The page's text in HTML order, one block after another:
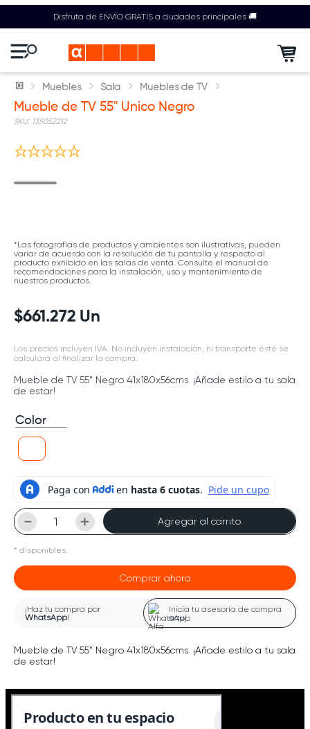
Disfruta de ENVÍO GRATIS a ciudades principales 🚚
Muebles Sala Muebles de TV
Mueble de TV 55" Unico Negro
: 135052212
*Las fotografías de productos y ambientes son ilustrativas, pueden
variar de acuerdo con la resolución de tu pantalla y respecto al
producto exhibido en las salas de venta. Consulte el manual de
recomendaciones para la instalación, uso y mantenimiento de
nuestros productos.
$661 .272 Un
Los precios incluyen IVA. No incluyen instalación, ni transporte este se
calculará al finalizar la compra.
Mueble de TV 55" Negro 41x180x56cms. ¡Añade estilo a tu sala
de estar!
Color
＋
－ Agregar al carrito
* disponibles.
Comprar ahora
¡Haz tu compra por
WhatsApp!
Inicia tu asesoría de compra
aquí
Mueble de TV 55" Negro 41x180x56cms. ¡Añade estilo a tu sala
de estar!